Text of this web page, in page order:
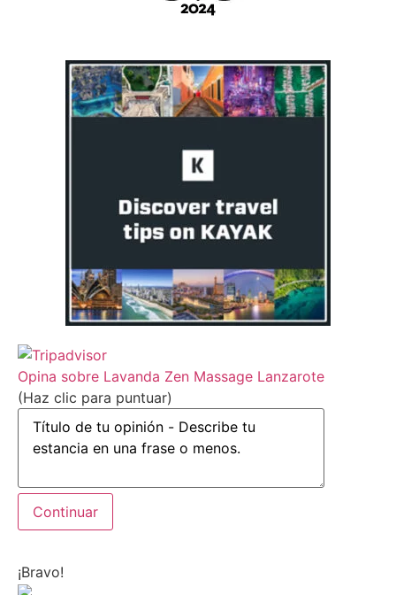
Opina sobre Lavanda Zen Massage Lanzarote
(Haz clic para puntuar)
¡Bravo!